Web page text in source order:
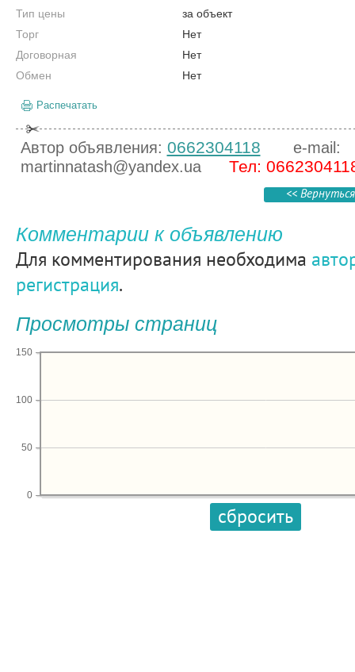
Тип цены
за объект
Торг
Нет
Договорная
Нет
Обмен
Нет
Распечатать
Автор объявления: 0662304118
e-mail:
martinnatash@yandex.ua
Тел:
<<
Комментарии к объявлению
Для комментирования необходима
регистрация.
Просмотры страниц
0
50
100
150
сбросить